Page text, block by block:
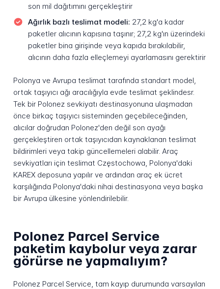
son mil dağıtımını gerçekleştirir
Ağırlık bazlı teslimat modeli: 27,2 kg'a kadar
paketler alıcının kapısına taşınır; 27,2 kg'ın üzerindeki
paketler bina girişinde veya kapıda bırakılabilir,
alıcının daha fazla elleçlemeyi ayarlamasını gerektirir
Polonya ve Avrupa teslimat tarafında standart model,
ortak taşıyıcı ağı aracılığıyla evde teslimat şeklindesr.
Tek bir Polonez sevkiyatı destinasyonuna ulaşmadan
önce birkaç taşıyıcı sisteminden geçebileceğinden,
alıcılar doğrudan Polonez'den değil son ayağı
gerçekleştiren ortak taşıyıcıdan kaynaklanan teslimat
bildirimleri veya takip güncellemeleri alabilir. Araç
sevkiyatları için teslimat Częstochowa, Polonya'daki
KAREX deposuna yapılır ve ardından araç ek ücret
karşılığında Polonya'daki nihai destinasyona veya başka
bir Avrupa ülkesine yönlendirilebilir.
Polonez Parcel Service
paketim kaybolur veya zarar
görürse ne yapmalıyım?
Polonez Parcel Service, tam kayıp durumunda varsayılan